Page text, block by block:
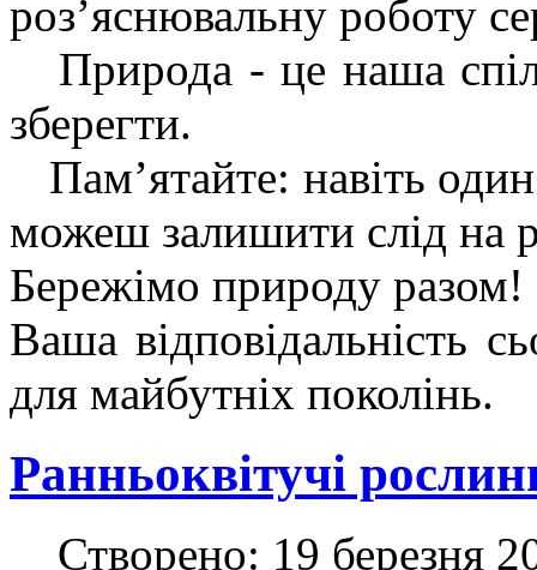
роз’яснювальну роботу
Природа - це наша
зберегти.
Пам’ятайте: навіть
можеш залишити слід на
Бережімо природу разом!
Ваша відповідальність
для майбутніх поколінь.
Ранньоквітучі
Створено: 19 березня